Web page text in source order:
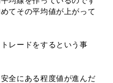
てその平均値が上がって
レードをするという事
全にある程度値が進んだ